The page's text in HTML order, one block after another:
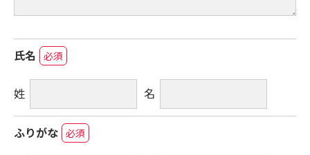
氏名 必須
姓 名
ふりがな 必須